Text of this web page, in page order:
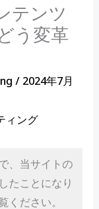
テンツ
う変革
/ 2024年7月
ィング
、当サイトの
たことになり
ください。